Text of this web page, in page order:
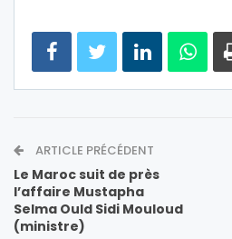
ARTICLE PRÉCÉDENT
Le Maroc suit de près
l’affaire Mustapha
Selma Ould Sidi Mouloud
(ministre)